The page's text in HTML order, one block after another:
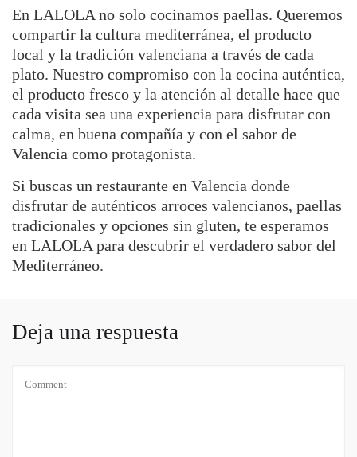
En LALOLA no solo cocinamos paellas. Queremos
compartir la cultura mediterránea, el producto
local y la tradición valenciana a través de cada
plato. Nuestro compromiso con la cocina auténtica,
el producto fresco y la atención al detalle hace que
cada visita sea una experiencia para disfrutar con
calma, en buena compañía y con el sabor de
Valencia como protagonista.
Si buscas un restaurante en Valencia donde
disfrutar de auténticos arroces valencianos, paellas
tradicionales y opciones sin gluten, te esperamos
en LALOLA para descubrir el verdadero sabor del
Mediterráneo.
Deja una respuesta